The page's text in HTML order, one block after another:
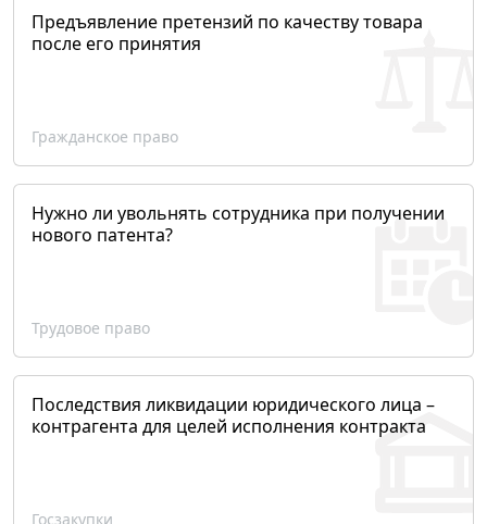
Предъявление претензий по качеству товара
после его принятия
Гражданское право
Нужно ли увольнять сотрудника при получении
нового патента?
Трудовое право
Последствия ликвидации юридического лица –
контрагента для целей исполнения контракта
Госзакупки